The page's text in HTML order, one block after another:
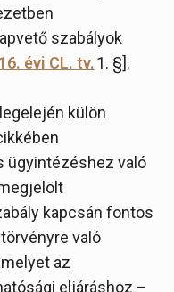
szabályok
évi CL. tv.1. §].
külön
való
kapcsán fontos
való
az
eljáráshoz –